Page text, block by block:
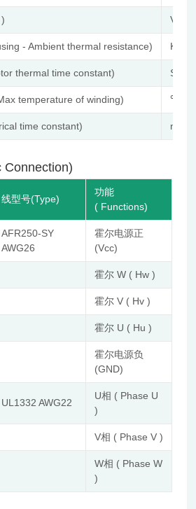
)
- Ambient thermal resistance) K/W
thermal time constant) S
temperature of winding) ℃
time constant) ms
Connection)
线型号(Type)
功能
( Functions)
AFR250-SY
AWG26
霍尔电源正
(Vcc)
霍尔 W ( Hw )
霍尔 V ( Hv )
霍尔 U ( Hu )
霍尔电源负
(GND)
UL1332 AWG22
U相 ( Phase U
)
V相 ( Phase V )
W相 ( Phase W
)